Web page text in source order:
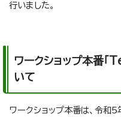
行いました。
ワークショップ本番
いて
ワークショップ本番は、令和